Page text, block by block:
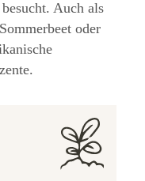
Auch als
oder